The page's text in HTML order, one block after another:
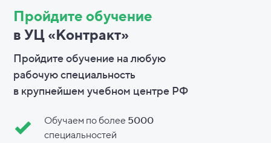
Пройдите обучение
в УЦ «Контракт»
Пройдите обучение на любую
рабочую специальность
в крупнейшем учебном центре РФ
Обучаем по более 5000
специальностей